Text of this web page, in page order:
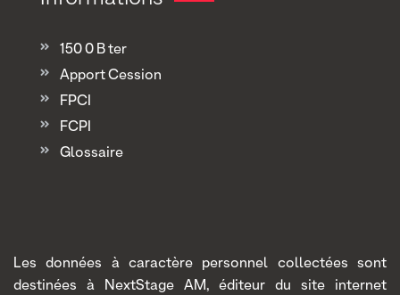
150 0 B ter
Apport Cession
FPCI
FCPI
Glossaire
Les données à caractère personnel collectées sont
destinées à NextStage AM, éditeur du site internet